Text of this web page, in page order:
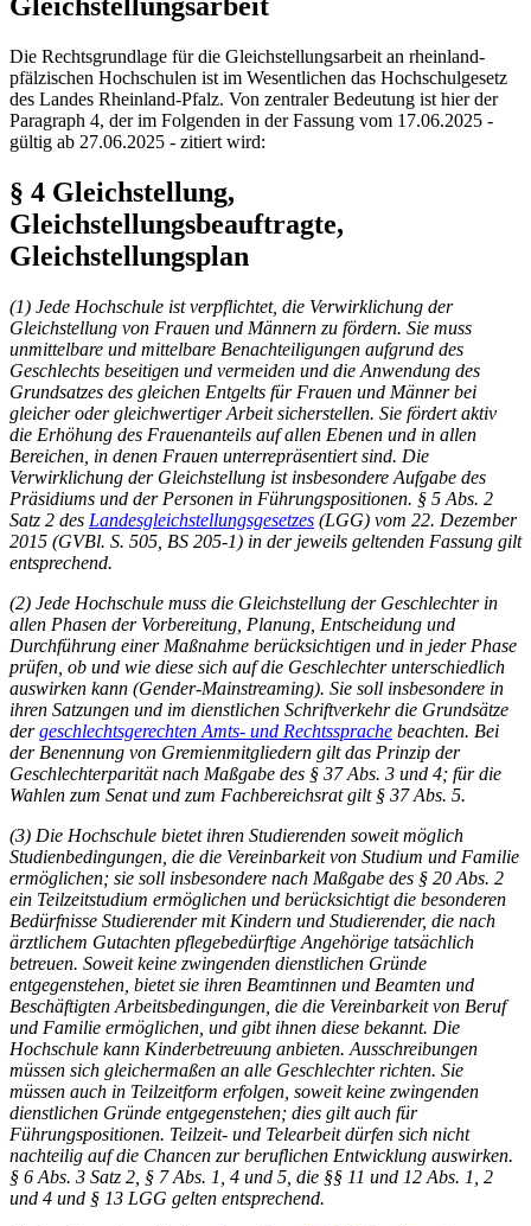
Die Rechtsgrundlage für die Gleichstellungsarbeit an rheinland-
pfälzischen Hochschulen ist im Wesentlichen das Hochschulgesetz
des Landes Rheinland-Pfalz. Von zentraler Bedeutung ist hier der
Paragraph 4, der im Folgenden in der Fassung vom 17.06.2025 -
gültig ab 27.06.2025 - zitiert wird:
§ 4 Gleichstellung,
Gleichstellungsbeauftragte,
Gleichstellungsplan
(1) Jede Hochschule ist verpflichtet, die Verwirklichung der
Gleichstellung von Frauen und Männern zu fördern. Sie muss
unmittelbare und mittelbare Benachteiligungen aufgrund des
Geschlechts beseitigen und vermeiden und die Anwendung des
Grundsatzes des gleichen Entgelts für Frauen und Männer bei
gleicher oder gleichwertiger Arbeit sicherstellen. Sie fördert aktiv
die Erhöhung des Frauenanteils auf allen Ebenen und in allen
Bereichen, in denen Frauen unterrepräsentiert sind. Die
Verwirklichung der Gleichstellung ist insbesondere Aufgabe des
Präsidiums und der Personen in Führungspositionen. § 5 Abs. 2
Satz 2 des Landesgleichstellungsgesetzes (LGG) vom 22. Dezember
2015 (GVBl. S. 505, BS 205-1) in der jeweils geltenden Fassung gilt
entsprechend.
(2) Jede Hochschule muss die Gleichstellung der Geschlechter in
allen Phasen der Vorbereitung, Planung, Entscheidung und
Durchführung einer Maßnahme berücksichtigen und in jeder Phase
prüfen, ob und wie diese sich auf die Geschlechter unterschiedlich
auswirken kann (Gender-Mainstreaming). Sie soll insbesondere in
ihren Satzungen und im dienstlichen Schriftverkehr die Grundsätze
dergeschlechtsgerechten Amts- und Rechtssprache beachten. Bei
der Benennung von Gremienmitgliedern gilt das Prinzip der
Geschlechterparität nach Maßgabe des § 37 Abs. 3 und 4; für die
Wahlen zum Senat und zum Fachbereichsrat gilt § 37 Abs. 5.
(3) Die Hochschule bietet ihren Studierenden soweit möglich
Studienbedingungen, die die Vereinbarkeit von Studium und Familie
ermöglichen; sie soll insbesondere nach Maßgabe des § 20 Abs. 2
ein Teilzeitstudium ermöglichen und berücksichtigt die besonderen
Bedürfnisse Studierender mit Kindern und Studierender, die nach
ärztlichem Gutachten pflegebedürftige Angehörige tatsächlich
betreuen. Soweit keine zwingenden dienstlichen Gründe
entgegenstehen, bietet sie ihren Beamtinnen und Beamten und
Beschäftigten Arbeitsbedingungen, die die Vereinbarkeit von Beruf
und Familie ermöglichen, und gibt ihnen diese bekannt. Die
Hochschule kann Kinderbetreuung anbieten. Ausschreibungen
müssen sich gleichermaßen an alle Geschlechter richten. Sie
müssen auch in Teilzeitform erfolgen, soweit keine zwingenden
dienstlichen Gründe entgegenstehen; dies gilt auch für
Führungspositionen. Teilzeit- und Telearbeit dürfen sich nicht
nachteilig auf die Chancen zur beruflichen Entwicklung auswirken.
§ 6 Abs. 3 Satz 2, § 7 Abs. 1, 4 und 5, die §§ 11 und 12 Abs. 1, 2
und 4 und § 13 LGG gelten entsprechend.